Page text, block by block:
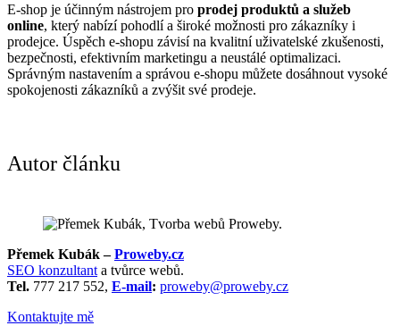
E-shop je účinným nástrojem pro prodej produktů a služeb
online, který nabízí pohodlí a široké možnosti pro zákazníky i
prodejce. Úspěch e-shopu závisí na kvalitní uživatelské zkušenosti,
bezpečnosti, efektivním marketingu a neustálé optimalizaci.
Správným nastavením a správou e-shopu můžete dosáhnout vysoké
spokojenosti zákazníků a zvýšit své prodeje.
Autor článku
Přemek Kubák –Proweby.cz
SEO konzultant a tvůrce webů.
Tel. 777 217 552, E-mail: proweby@proweby.cz
Kontaktujte mě